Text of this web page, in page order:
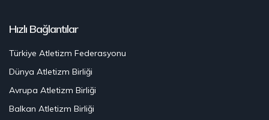
Hızlı Bağlantılar
Türkiye Atletizm Federasyonu
Dünya Atletizm Birliği
Avrupa Atletizm Birliği
Balkan Atletizm Birliği